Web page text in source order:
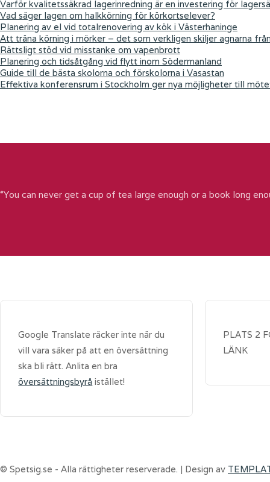
Varför kvalitetssäkrad lagerinredning är en investering för
Vad säger lagen om halkkörning för körkortselever?
Planering av el vid totalrenovering av kök i Västerhaninge
Att träna körning i mörker – det som verkligen skiljer agnarna
Rättsligt stöd vid misstanke om vapenbrott
Planering och tidsåtgång vid flytt inom Södermanland
Guide till de bästa skolorna och förskolorna i Vasastan
Effektiva konferensrum i Stockholm ger nya möjligheter till
“You can never get a cup of tea large enough or a book long
Google Translate räcker inte när du
vill vara säker på att en översättning
ska bli rätt. Anlita en bra
översättningsbyrå istället!
PLATS 2
LÄNK
© Spetsig.se - Alla rättigheter reserverade. | Design av